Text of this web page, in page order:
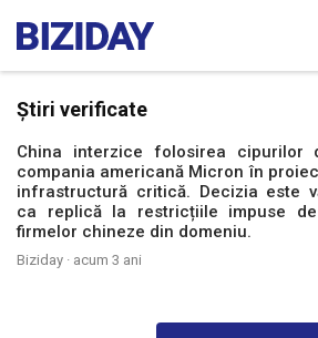
Știri verificate
China interzice folosirea cipurilor
compania americană Micron în
infrastructură critică. Decizia este
ca replică la restricțiile impuse de
firmelor chineze din domeniu.
Biziday · acum 3 ani